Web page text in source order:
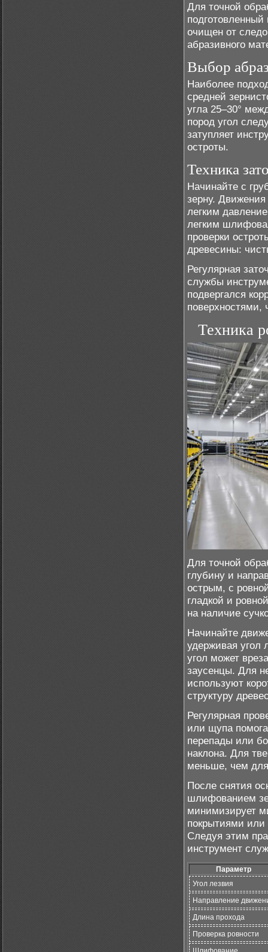
Для точной
очищен от
абразивного
Выбор
Наиболее
средней
угла 25–30°
пород угол
затупляет
остроты.
Техника
Начинайте с
зерну.
легким
легким
проверки
древесины:
Регулярная
службы
подвергался
поверхностями,
Техника
Для точной
глубину и
острым, с
гладкой и
на наличие
Начинайте
удерживая угол
угол может
заусенцы. Для
используют
структуру
Регулярная
или щупа
перепады или
наклона. Для
меньше, чем
После снятия
шлифованием
минимизирует
покрытиями
Следуя этим
инструмент
Параметр
Угол лезвия
Направление
Длина прохода
Проверка ровности